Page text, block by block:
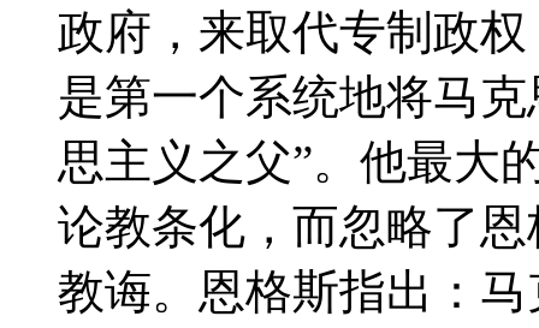
政府，来取代专制政
是第一个系统地将马
思主义之父”。他最大
论教条化，而忽略了
教诲。恩格斯指出：